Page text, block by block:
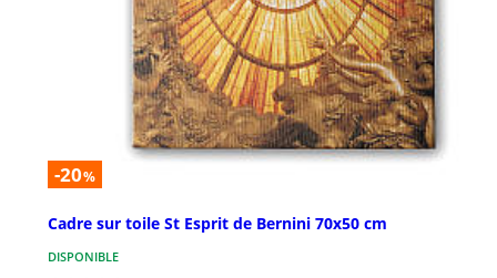
-20%
Cadre sur toile St Esprit de Bernini 70x50 cm
DISPONIBLE